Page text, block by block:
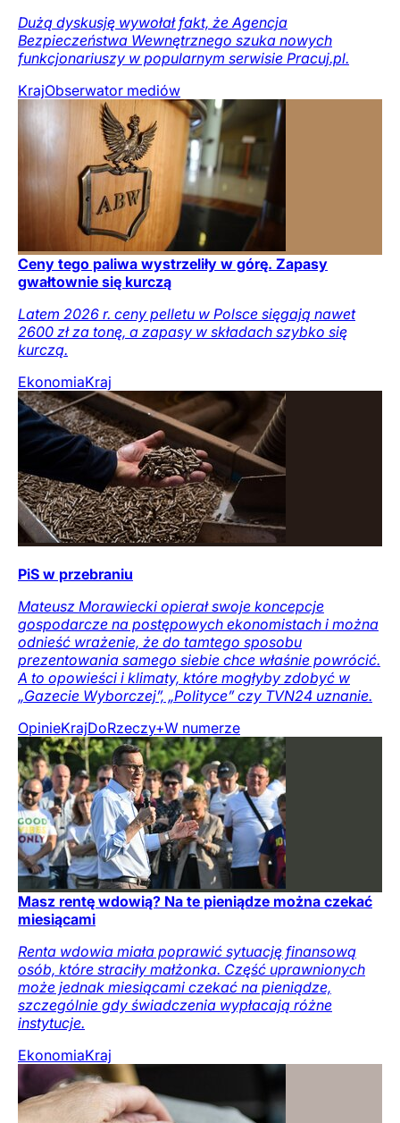
Dużą dyskusję wywołał fakt, że Agencja
Bezpieczeństwa Wewnętrznego szuka nowych
funkcjonariuszy w popularnym serwisie Pracuj.pl.
KrajObserwator mediów
Ceny tego paliwa wystrzeliły w górę. Zapasy
gwałtownie się kurczą
Latem 2026 r. ceny pelletu w Polsce sięgają nawet
2600 zł za tonę, a zapasy w składach szybko się
kurczą.
EkonomiaKraj
PiS w przebraniu
Mateusz Morawiecki opierał swoje koncepcje
gospodarcze na postępowych ekonomistach i można
odnieść wrażenie, że do tamtego sposobu
prezentowania samego siebie chce właśnie powrócić.
A to opowieści i klimaty, które mogłyby zdobyć w
„Gazecie Wyborczej”, „Polityce” czy TVN24 uznanie.
OpinieKrajDoRzeczy+W numerze
Masz rentę wdowią? Na te pieniądze można czekać
miesiącami
Renta wdowia miała poprawić sytuację finansową
osób, które straciły małżonka. Część uprawnionych
może jednak miesiącami czekać na pieniądze,
szczególnie gdy świadczenia wypłacają różne
instytucje.
EkonomiaKraj